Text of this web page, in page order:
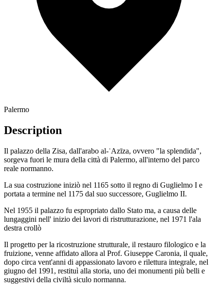
Palermo
Description
Il palazzo della Zisa, dall'arabo al-ʿAzīza, ovvero "la splendida",
sorgeva fuori le mura della città di Palermo, all'interno del parco
reale normanno.
La sua costruzione iniziò nel 1165 sotto il regno di Guglielmo I e
portata a termine nel 1175 dal suo successore, Guglielmo II.
Nel 1955 il palazzo fu espropriato dallo Stato ma, a causa delle
lungaggini nell' inizio dei lavori di ristrutturazione, nel 1971 l'ala
destra crollò
Il progetto per la ricostruzione strutturale, il restauro filologico e la
fruizione, venne affidato allora al Prof. Giuseppe Caronia, il quale,
dopo circa vent'anni di appassionato lavoro e rilettura integrale, nel
giugno del 1991, restituì alla storia, uno dei monumenti più belli e
suggestivi della civiltà siculo normanna.